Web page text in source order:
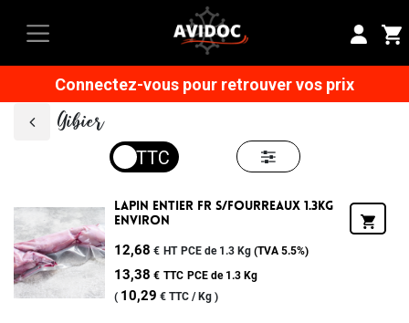
Connectez-vous pour retrouver vos prix
Gibier
Lapin Entier Fr S/fourreaux 1.3kg
Environ
12,68 € HT PCE de 1.3 Kg (TVA 5.5%)
13,38 € TTC PCE de 1.3 Kg
( 10,29 € TTC / Kg )